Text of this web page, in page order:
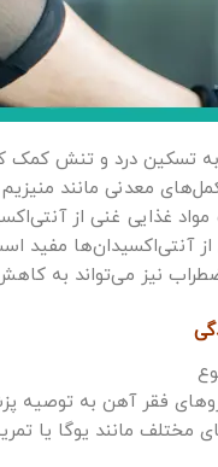
به تسکین درد و تنش کمک
معدنی مانند
غذایی غنی از
آنتی‌اکسیدان‌ها مفید
نیز می‌تواند به
فقر آهن به توصیه
مانند یوگا یا